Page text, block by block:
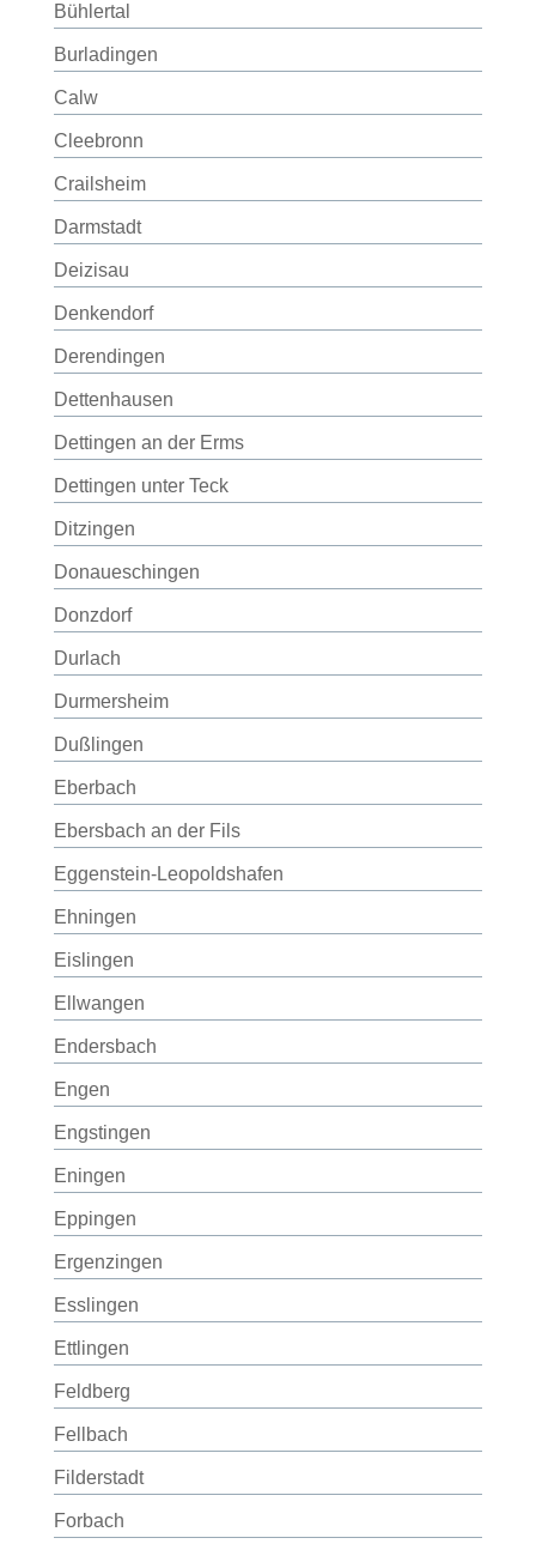
Bühlertal
Burladingen
Calw
Cleebronn
Crailsheim
Darmstadt
Deizisau
Denkendorf
Derendingen
Dettenhausen
Dettingen an der Erms
Dettingen unter Teck
Ditzingen
Donaueschingen
Donzdorf
Durlach
Durmersheim
Dußlingen
Eberbach
Ebersbach an der Fils
Eggenstein-Leopoldshafen
Ehningen
Eislingen
Ellwangen
Endersbach
Engen
Engstingen
Eningen
Eppingen
Ergenzingen
Esslingen
Ettlingen
Feldberg
Fellbach
Filderstadt
Forbach